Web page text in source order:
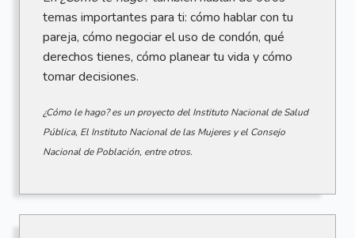
temas importantes para ti: cómo hablar con tu
pareja, cómo negociar el uso de condón, qué
derechos tienes, cómo planear tu vida y cómo
tomar decisiones.
¿Cómo le hago? es un proyecto del Instituto Nacional de Salud
Pública, El Instituto Nacional de las Mujeres y el Consejo
Nacional de Población, entre otros.